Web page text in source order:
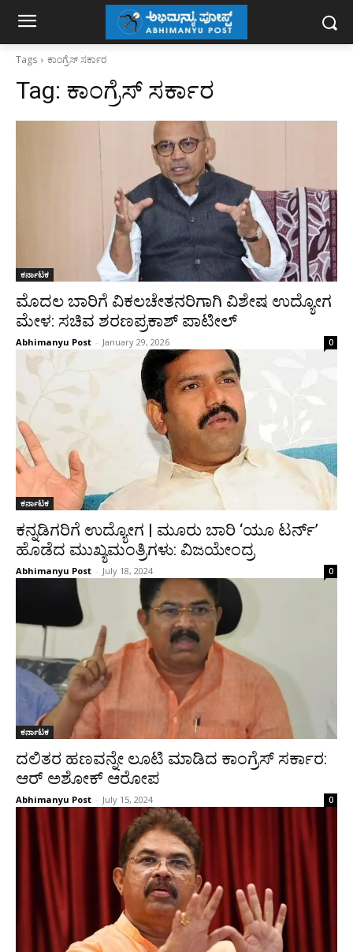
Tags ಕಾಂಗ್ರೆಸ್‌ ಸರ್ಕಾರ
Tag: ಕಾಂಗ್ರೆಸ್‌ ಸರ್ಕಾರ
ಕರ್ನಾಟಕ
ಮೊದಲ ಬಾರಿಗೆ ವಿಕಲಚೇತನರಿಗಾಗಿ ವಿಶೇಷ ಉದ್ಯೋಗ
ಮೇಳ: ಸಚಿವ ಶರಣಪ್ರಕಾಶ್ ಪಾಟೀಲ್
Abhimanyu Post - January 29, 2026 0
ಕರ್ನಾಟಕ
ಕನ್ನಡಿಗರಿಗೆ ಉದ್ಯೋಗ | ಮೂರು ಬಾರಿ ‘ಯೂ ಟರ್ನ್’
ಹೊಡೆದ ಮುಖ್ಯಮಂತ್ರಿಗಳು: ವಿಜಯೇಂದ್ರ
Abhimanyu Post - July 18, 2024 0
ಕರ್ನಾಟಕ
ದಲಿತರ ಹಣವನ್ನೇ ಲೂಟಿ‌ ಮಾಡಿದ ಕಾಂಗ್ರೆಸ್‌ ಸರ್ಕಾರ:
ಆರ್‌ ಅಶೋಕ್‌ ಆರೋಪ
Abhimanyu Post - July 15, 2024 0